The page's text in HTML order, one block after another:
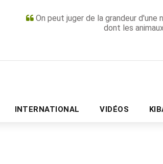
On peut juger de la grandeur d'une
dont les
INTERNATIONAL VIDÉOS